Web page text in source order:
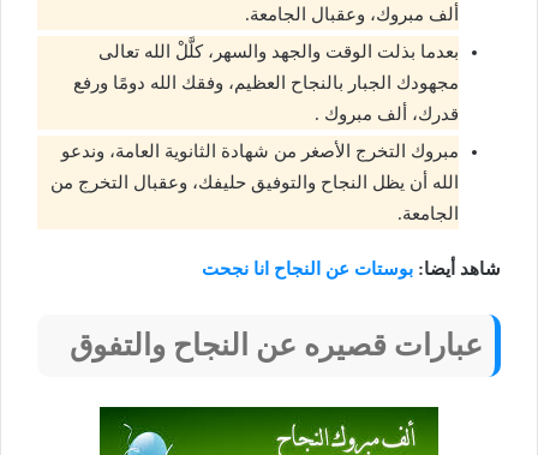
ألف مبروك، وعقبال الجامعة.
بعدما بذلت الوقت والجهد والسهر، كلَّلْ الله تعالى
مجهودك الجبار بالنجاح العظيم، وفقك الله دومًا ورفع
قدرك، ألف مبروك .
مبروك التخرج الأصغر من شهادة الثانوية العامة، وندعو
الله أن يظل النجاح والتوفيق حليفك، وعقبال التخرج من
الجامعة.
شاهد أيضا: بوستات عن النجاح انا نجحت
عبارات قصيره عن النجاح والتفوق